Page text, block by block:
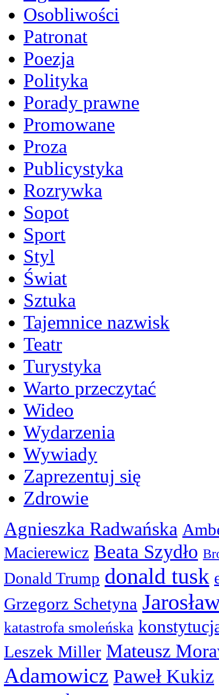
Osobliwości
Patronat
Poezja
Polityka
Porady prawne
Promowane
Proza
Publicystyka
Rozrywka
Sopot
Sport
Styl
Świat
Sztuka
Tajemnice nazwisk
Teatr
Turystyka
Warto przeczytać
Wideo
Wydarzenia
Wywiady
Zaprezentuj się
Zdrowie
Agnieszka Radwańska
Macierewicz Beata Szydło
Donald Trump donald tusk
Grzegorz Schetyna
katastrofa smoleńska
Leszek Miller Mateusz
Adamowicz Paweł Kukiz